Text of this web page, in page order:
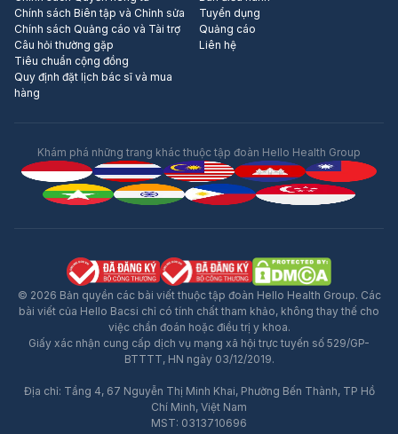
Chính sách Biên tập và Chỉnh sửa
Chính sách Quảng cáo và Tài trợ
Câu hỏi thường gặp
Tiêu chuẩn cộng đồng
Quy định đặt lịch bác sĩ và mua
hàng
Tuyển dụng
Quảng cáo
Liên hệ
Khám phá những trang khác thuộc tập đoàn Hello Health Group
© 2026 Bản quyền các bài viết thuộc tập đoàn Hello Health Group. Các
bài viết của Hello Bacsi chỉ có tính chất tham khảo, không thay thế cho
việc chẩn đoán hoặc điều trị y khoa.
Giấy xác nhận cung cấp dịch vụ mạng xã hội trực tuyến số 529/GP-
BTTTT, HN ngày 03/12/2019.
Địa chỉ: Tầng 4, 67 Nguyễn Thị Minh Khai, Phường Bến Thành, TP Hồ
Chí Minh, Việt Nam
MST: 0313710696